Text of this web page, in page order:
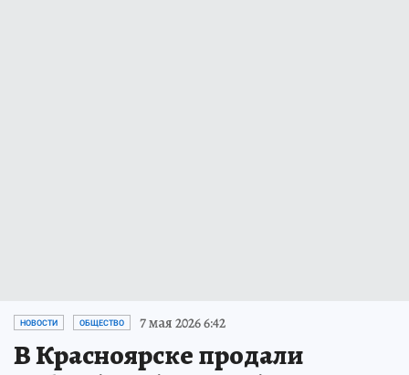
НОВОСТИ ОБЩЕСТВО 7 мая 2026 6:42
В Красноярске продали